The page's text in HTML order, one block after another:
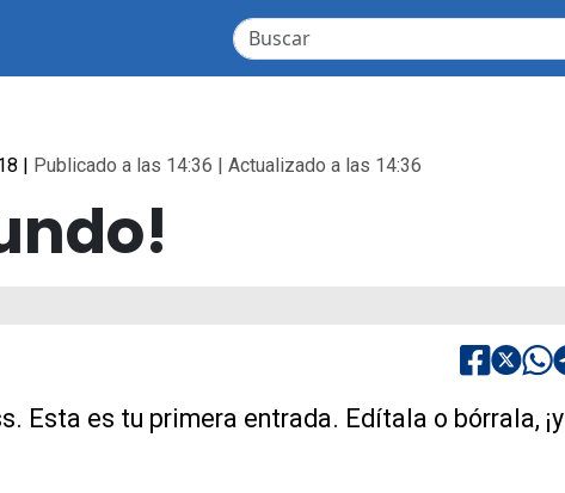
| Publicado a las 14:36 | Actualizado a las 14:36
Esta es tu primera entrada. Edítala o bórrala, ¡y